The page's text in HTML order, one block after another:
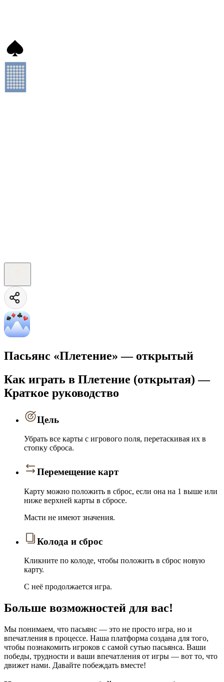
Пасьянс «Плетение» — открытый
Как играть в Плетение (открытая) —
Краткое руководство
Цель
Убрать все карты с игрового поля, перетаскивая их в
стопку сброса.
Перемещение карт
Карту можно положить в сброс, если она на 1 выше или
ниже верхней карты в сбросе.
Масти не имеют значения.
Колода и сброс
Кликните по колоде, чтобы положить в сброс новую
карту.
С неё продолжается игра.
Больше возможностей для вас!
Мы понимаем, что пасьянс — это не просто игра, но и
впечатления в процессе. Наша платформа создана для того,
чтобы познакомить игроков с самой сутью пасьянса. Ваши
победы, трудности и ваши впечатления от игры — вот то, что
движет нами. Давайте побеждать вместе!